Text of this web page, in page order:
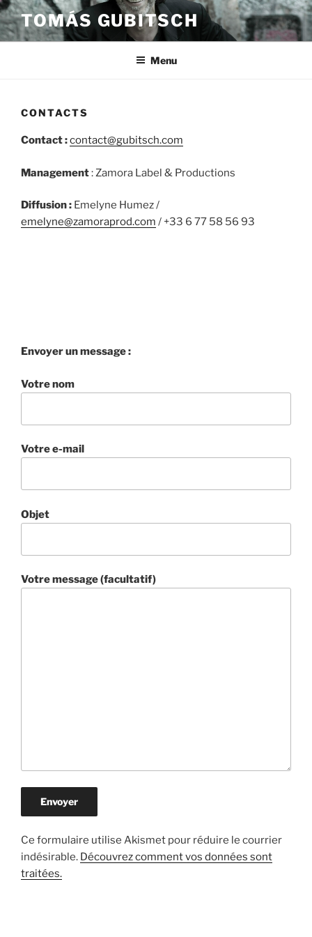
Aller
au
contenu
TOMÁS GUBITSCH
Menu
CONTACTS
Contact :contact@gubitsch.com
Management: Zamora Label & Productions
Diffusion : Emelyne Humez /
emelyne@zamoraprod.com / +33 6 77 58 56 93
Envoyer un message :
Votre nom
Votre e-mail
Objet
Votre message (facultatif)
Ce formulaire utilise Akismet pour réduire le courrier
indésirable. Découvrez comment vos données sont
traitées.